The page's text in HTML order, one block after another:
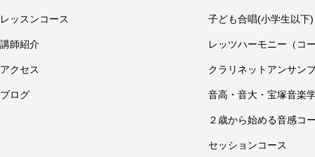
レッスンコース
講師紹介
アクセス
ブログ
子ども合唱(小学生以下)
レッツハーモニー（コ
クラリネットアンサン
音高・音大・宝塚音楽
２歳から始める音感コ
セッションコース